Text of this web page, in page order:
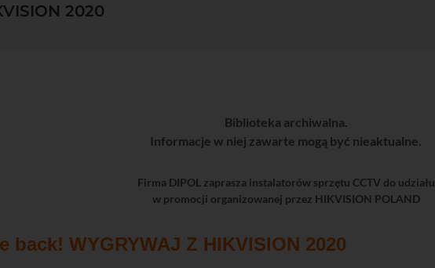
2020
Biblioteka archiwalna.
Informacje w niej zawarte mogą być nieaktualne.
Firma DIPOL zaprasza instalatorów sprzętu CCTV do udziału
w promocji organizowanej przez HIKVISION POLAND
back! WYGRYWAJ Z HIKVISION 2020